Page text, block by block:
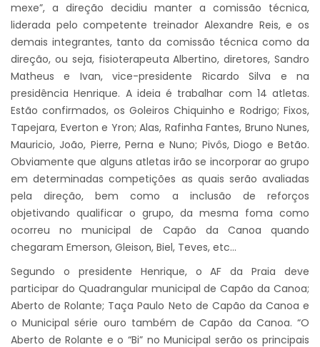
mexe”, a direção decidiu manter a comissão técnica,
liderada pelo competente treinador Alexandre Reis, e os
demais integrantes, tanto da comissão técnica como da
direção, ou seja, fisioterapeuta Albertino, diretores, Sandro
Matheus e Ivan, vice-presidente Ricardo Silva e na
presidência Henrique. A ideia é trabalhar com 14 atletas.
Estão confirmados, os Goleiros Chiquinho e Rodrigo; Fixos,
Tapejara, Everton e Yron; Alas, Rafinha Fantes, Bruno Nunes,
Mauricio, João, Pierre, Perna e Nuno; Pivôs, Diogo e Betão.
Obviamente que alguns atletas irão se incorporar ao grupo
em determinadas competições as quais serão avaliadas
pela direção, bem como a inclusão de reforços
objetivando qualificar o grupo, da mesma foma como
ocorreu no municipal de Capão da Canoa quando
chegaram Emerson, Gleison, Biel, Teves, etc…
Segundo o presidente Henrique, o AF da Praia deve
participar do Quadrangular municipal de Capão da Canoa;
Aberto de Rolante; Taça Paulo Neto de Capão da Canoa e
o Municipal série ouro também de Capão da Canoa. “O
Aberto de Rolante e o “Bi” no Municipal serão os principais